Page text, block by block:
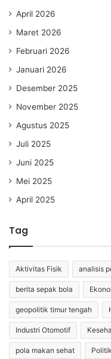
April 2026
Maret 2026
Februari 2026
Januari 2026
Desember 2025
November 2025
Agustus 2025
Juli 2025
Juni 2025
Mei 2025
April 2025
Tag
Aktivitas Fisik analisis
berita sepak bola
geopolitik timur tengah
Industri Otomotif
pola makan sehat